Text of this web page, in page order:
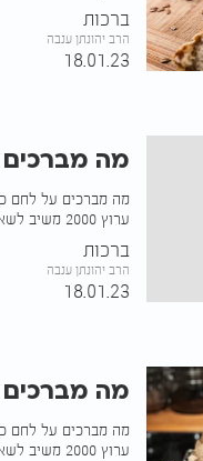
ברכות
הרב יהונתן ענבה
18.01.23
מה
מה מברכים על לחם
ערוץ 2000 משיב לשאלה
ברכות
הרב יהונתן ענבה
18.01.23
מה מברכים
מה מברכים על לחם
ערוץ 2000 משיב לשאלה